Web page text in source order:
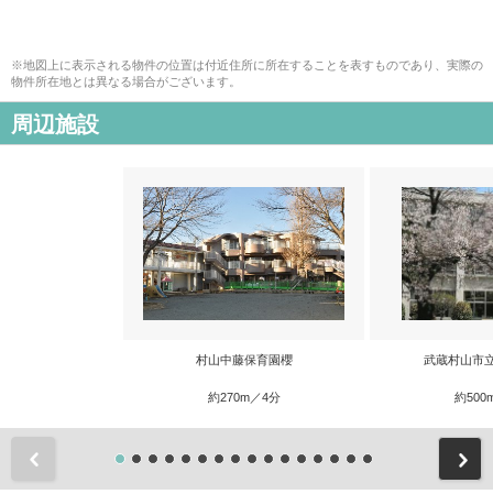
※地図上に表示される物件の位置は付近住所に所在することを表すものであり、実際の
物件所在地とは異なる場合がございます。
周辺施設
村山中藤保育園櫻
約270m／4分
武蔵村山市
約